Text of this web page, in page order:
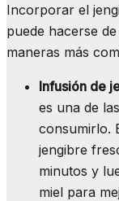
Incorporar el
puede hacerse
maneras más
Infusión de
es una de
consumirlo.
jengibre
minutos y
miel para